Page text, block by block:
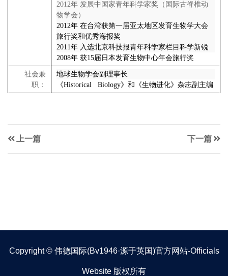
2012年 发展中国家青年科学家奖（国际古脊椎动
物学会）
2012年 在台湾获第一届亚太地区发育生物学大会
旅行奖和优秀海报奖
2011年 入选北京科技报青年科学家栏目科学新锐
2008年 获15届日本发育生物中心年会旅行奖
社会兼
职：
地球生物学会副理事长
《Historical Biology》和《生物进化》杂志副主编
上一篇 下一篇
Copyright © 伟德国际(bv1946·源于英国)官方网站-Officials
Website 版权所有